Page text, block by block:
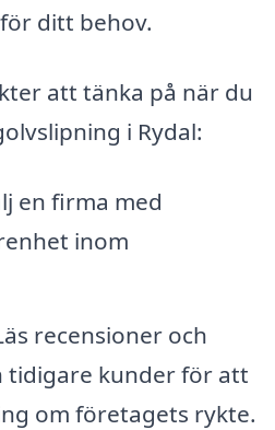
ditt behov.
att tänka på när du
i Rydal:
en firma med
inom
recensioner och
tidigare kunder för att
om företagets rykte.